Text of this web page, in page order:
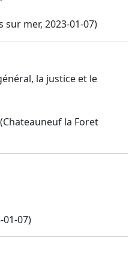
sur mer, 2023-01-07)
la justice et le
(Chateauneuf la Foret
01-07)